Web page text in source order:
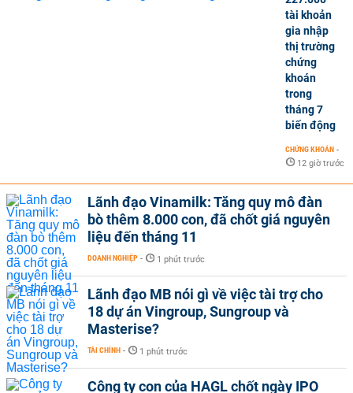
tài khoản
gia nhập
thị trường
chứng
khoán
trong
tháng 7
biến động
CHỨNG KHOÁN -
12 giờ trước
Lãnh đạo Vinamilk: Tăng quy mô đàn
bò thêm 8.000 con, đã chốt giá nguyên
liệu đến tháng 11
DOANH NGHIỆP - 1 phút trước
Lãnh đạo MB nói gì về việc tài trợ cho
18 dự án Vingroup, Sungroup và
Masterise?
TÀI CHÍNH - 1 phút trước
Công ty con của HAGL chốt ngày IPO